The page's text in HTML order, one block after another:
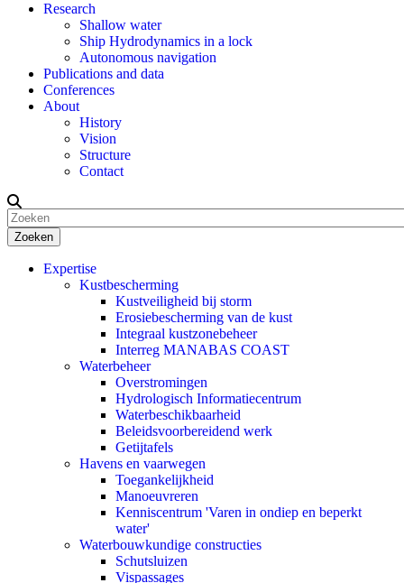
Research
Shallow water
Ship Hydrodynamics in a lock
Autonomous navigation
Publications and data
Conferences
About
History
Vision
Structure
Contact
Zoeken
Expertise
Kustbescherming
Kustveiligheid bij storm
Erosiebescherming van de kust
Integraal kustzonebeheer
Interreg MANABAS COAST
Waterbeheer
Overstromingen
Hydrologisch Informatiecentrum
Waterbeschikbaarheid
Beleidsvoorbereidend werk
Getijtafels
Havens en vaarwegen
Toegankelijkheid
Manoeuvreren
Kenniscentrum 'Varen in ondiep en beperkt
water'
Waterbouwkundige constructies
Schutsluizen
Vispassages